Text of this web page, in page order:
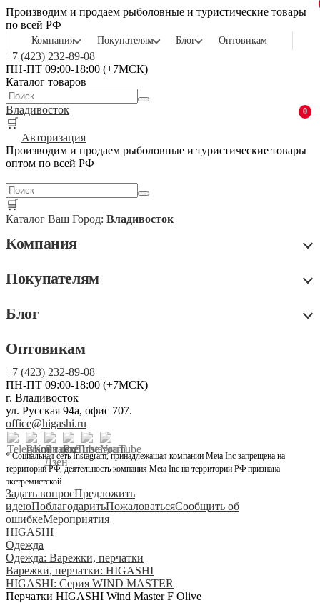
Производим и продаем рыболовные и туристические товары
по всей РФ
Компания Покупателям Блог Оптовикам
+7 (423) 232-89-08
ПН-ПТ 09:00-18:00 (+7МСК)
Каталог товаров
Владивосток
🛒
0
Авторизация
Производим и продаем рыболовные и туристические товары
оптом по всей РФ
🛒
Каталог Ваш Город: Владивосток
Компания
Покупателям
Блог
Оптовикам
+7 (423) 232-89-08
ПН-ПТ 09:00-18:00 (+7МСК)
г. Владивосток
ул. Русская 94а, офис 707.
office@higashi.ru
* Социальная сеть Instagram, принадлежащая компании Meta Inc запрещена на
территории РФ, деятельность компания Meta Inc на территории РФ признана
экстремистской.
Задать вопросПредложить
идеюПоблагодаритьПожаловатьсяСообщить об
ошибкеМероприятия
HIGASHI
Одежда
Одежда: Варежки, перчатки
Варежки, перчатки: HIGASHI
HIGASHI: Серия WIND MASTER
Перчатки HIGASHI Wind Master F Olive